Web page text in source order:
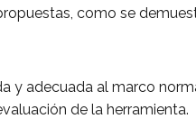
como se
y adecuada al marco
de la herramienta.